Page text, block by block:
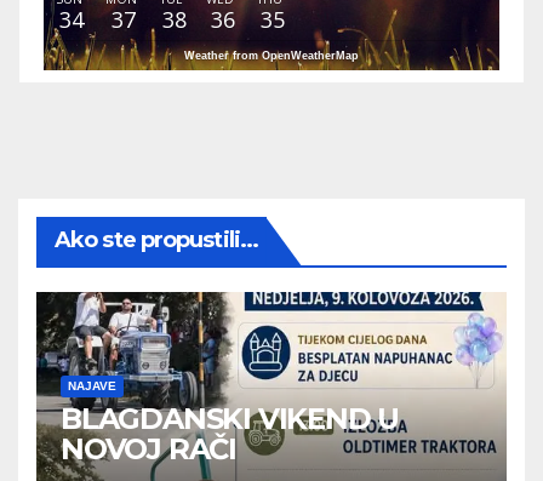
34 37 38 36 35
Weather from OpenWeatherMap
Ako ste propustili...
NAJAVE
BLAGDANSKI VIKEND U
NOVOJ RAČI